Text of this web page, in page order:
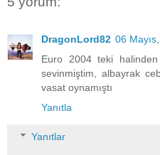
DragonLord82 06
Euro 2004 teki
sevinmiştim, albayrak
vasat oynamıştı
Yanıtla
Yanıtlar